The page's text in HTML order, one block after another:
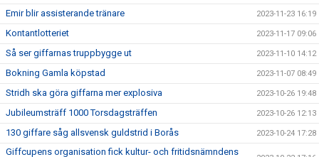
Emir blir assisterande tränare 2023-11-23 16:19
Kontantlotteriet 2023-11-17 09:06
Så ser giffarnas truppbygge ut 2023-11-10 14:12
Bokning Gamla köpstad 2023-11-07 08:49
Stridh ska göra giffarna mer explosiva 2023-10-26 19:48
Jubileumsträff 1000 Torsdagsträffen 2023-10-26 12:13
130 giffare såg allsvensk guldstrid i Borås 2023-10-24 17:28
Giffcupens organisation fick kultur- och fritidsnämndens